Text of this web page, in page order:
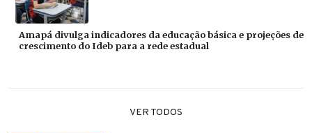
Amapá divulga indicadores da educação básica e projeções de
crescimento do Ideb para a rede estadual
VER TODOS